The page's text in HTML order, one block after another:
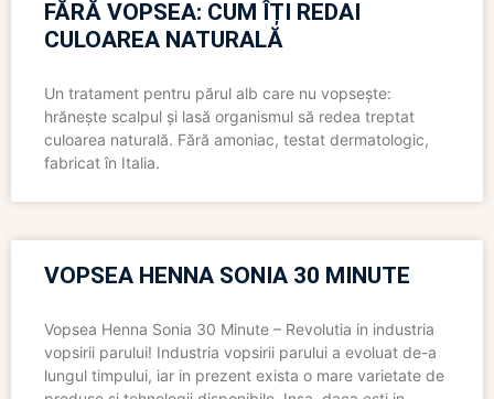
FĂRĂ VOPSEA: CUM ÎȚI REDAI
CULOAREA NATURALĂ
Un tratament pentru părul alb care nu vopsește:
hrănește scalpul și lasă organismul să redea treptat
culoarea naturală. Fără amoniac, testat dermatologic,
fabricat în Italia.
VOPSEA HENNA SONIA 30 MINUTE
Vopsea Henna Sonia 30 Minute – Revolutia in industria
vopsirii parului! Industria vopsirii parului a evoluat de-a
lungul timpului, iar in prezent exista o mare varietate de